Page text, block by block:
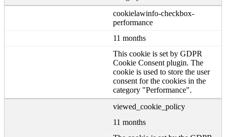
cookielawinfo-checkbox-
performance
11 months
This cookie is set by GDPR
Cookie Consent plugin. The
cookie is used to store the user
consent for the cookies in the
category "Performance".
viewed_cookie_policy
11 months